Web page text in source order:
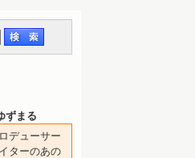
ずまる
デューサー
ターのあの